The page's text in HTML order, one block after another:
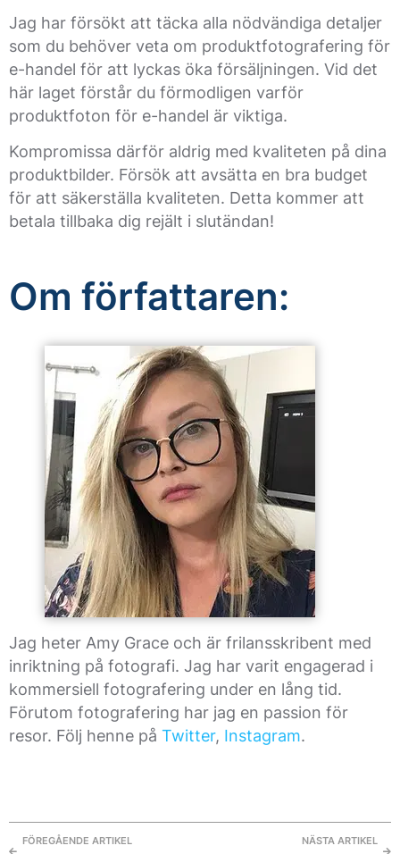
Jag har försökt att täcka alla nödvändiga detaljer
som du behöver veta om produktfotografering för
e-handel för att lyckas öka försäljningen. Vid det
här laget förstår du förmodligen varför
produktfoton för e-handel är viktiga.
Kompromissa därför aldrig med kvaliteten på dina
produktbilder. Försök att avsätta en bra budget
för att säkerställa kvaliteten. Detta kommer att
betala tillbaka dig rejält i slutändan!
Om författaren:
Jag heter Amy Grace och är frilansskribent med
inriktning på fotografi. Jag har varit engagerad i
kommersiell fotografering under en lång tid.
Förutom fotografering har jag en passion för
resor. Följ henne på Twitter, Instagram.
FÖREGÅENDE ARTIKEL NÄSTA ARTIKEL